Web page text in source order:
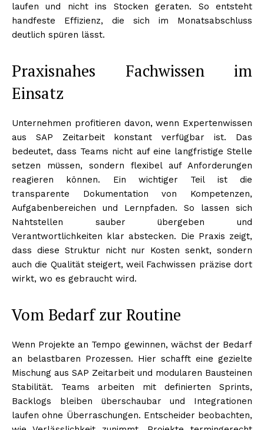
laufen und nicht ins Stocken geraten. So entsteht
handfeste Effizienz, die sich im Monatsabschluss
deutlich spüren lässt.
Praxisnahes Fachwissen im
Einsatz
Unternehmen profitieren davon, wenn Expertenwissen
aus SAP Zeitarbeit konstant verfügbar ist. Das
bedeutet, dass Teams nicht auf eine langfristige Stelle
setzen müssen, sondern flexibel auf Anforderungen
reagieren können. Ein wichtiger Teil ist die
transparente Dokumentation von Kompetenzen,
Aufgabenbereichen und Lernpfaden. So lassen sich
Nahtstellen sauber übergeben und
Verantwortlichkeiten klar abstecken. Die Praxis zeigt,
dass diese Struktur nicht nur Kosten senkt, sondern
auch die Qualität steigert, weil Fachwissen präzise dort
wirkt, wo es gebraucht wird.
Vom Bedarf zur Routine
Wenn Projekte an Tempo gewinnen, wächst der Bedarf
an belastbaren Prozessen. Hier schafft eine gezielte
Mischung aus SAP Zeitarbeit und modularen Bausteinen
Stabilität. Teams arbeiten mit definierten Sprints,
Backlogs bleiben überschaubar und Integrationen
laufen ohne Überraschungen. Entscheider beobachten,